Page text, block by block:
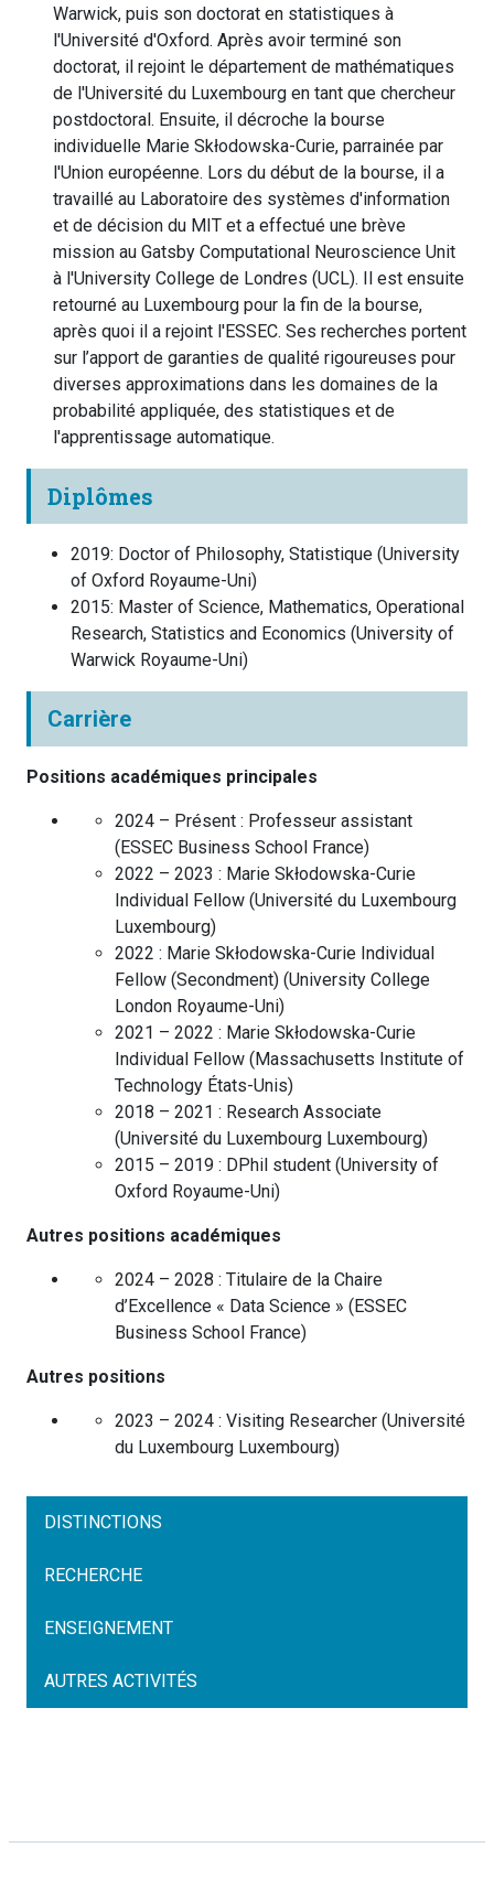
Warwick, puis son doctorat en statistiques à
l'Université d'Oxford. Après avoir terminé son
doctorat, il rejoint le département de mathématiques
de l'Université du Luxembourg en tant que chercheur
postdoctoral. Ensuite, il décroche la bourse
individuelle Marie Skłodowska-Curie, parrainée par
l'Union européenne. Lors du début de la bourse, il a
travaillé au Laboratoire des systèmes d'information
et de décision du MIT et a effectué une brève
mission au Gatsby Computational Neuroscience Unit
à l'University College de Londres (UCL). Il est ensuite
retourné au Luxembourg pour la fin de la bourse,
après quoi il a rejoint l'ESSEC. Ses recherches portent
sur l’apport de garanties de qualité rigoureuses pour
diverses approximations dans les domaines de la
probabilité appliquée, des statistiques et de
l'apprentissage automatique.
Diplômes
2019: Doctor of Philosophy, Statistique (University
of Oxford Royaume-Uni)
2015: Master of Science, Mathematics, Operational
Research, Statistics and Economics (University of
Warwick Royaume-Uni)
Carrière
Positions académiques principales
2024 – Présent : Professeur assistant
( ESSEC Business School France)
2022 – 2023 : Marie Skłodowska-Curie
Individual Fellow (Université du Luxembourg
Luxembourg)
2022 : Marie Skłodowska-Curie Individual
Fellow (Secondment) (University College
London Royaume-Uni)
2021 – 2022 : Marie Skłodowska-Curie
Individual Fellow ( Massachusetts Institute of
Technology États-Unis)
2018 – 2021 : Research Associate
(Université du Luxembourg Luxembourg)
2015 – 2019 : DPhil student (University of
Oxford Royaume-Uni)
Autres positions académiques
2024 – 2028 : Titulaire de la Chaire
d’Excellence « Data Science » ( ESSEC
Business School France)
Autres positions
2023 – 2024 : Visiting Researcher (Université
du Luxembourg Luxembourg)
DISTINCTIONS
RECHERCHE
ENSEIGNEMENT
AUTRES ACTIVITÉS